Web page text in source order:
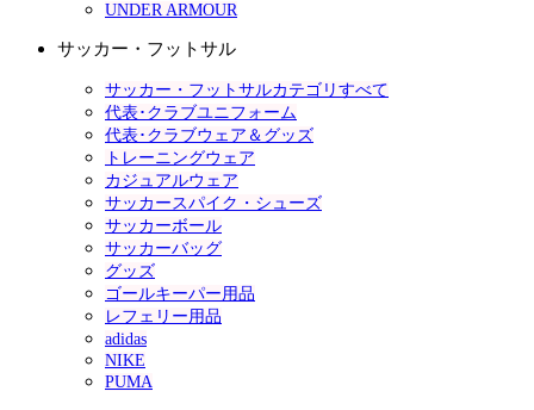
UNDER ARMOUR
サッカー・フットサル
サッカー・フットサルカテゴリすべて
代表･クラブユニフォーム
代表･クラブウェア＆グッズ
トレーニングウェア
カジュアルウェア
サッカースパイク・シューズ
サッカーボール
サッカーバッグ
グッズ
ゴールキーパー用品
レフェリー用品
adidas
NIKE
PUMA